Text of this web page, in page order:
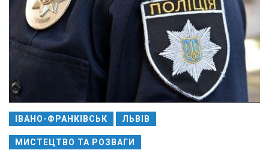
ІВАНО-ФРАНКІВСЬК ЛЬВІВ
МИСТЕЦТВО ТА РОЗВАГИ